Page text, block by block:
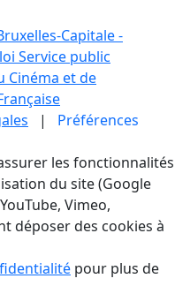
Capitale -
Service public
Cinéma et de
| Préférences
les fonctionnalités
du site (Google
Vimeo,
déposer des cookies à
pour plus de